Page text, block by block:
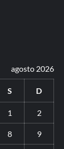
agosto 2026
S D
1 2
8 9